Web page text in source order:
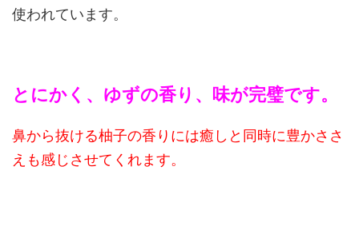
使われています。
とにかく、ゆずの香り、味が完璧です。
鼻から抜ける柚子の香りには癒しと同時に豊かささ
えも感じさせてくれます。